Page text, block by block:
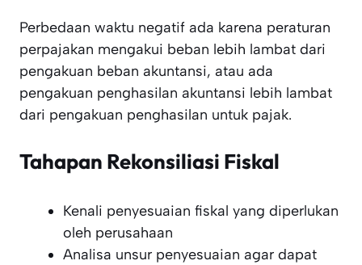
Perbedaan waktu negatif ada karena peraturan
perpajakan mengakui beban lebih lambat dari
pengakuan beban akuntansi, atau ada
pengakuan penghasilan akuntansi lebih lambat
dari pengakuan penghasilan untuk pajak.
Tahapan Rekonsiliasi Fiskal
Kenali penyesuaian fiskal yang diperlukan
oleh perusahaan
Analisa unsur penyesuaian agar dapat